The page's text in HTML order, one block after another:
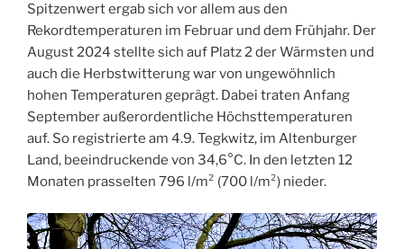
Spitzenwert ergab sich vor allem aus den
Rekordtemperaturen im Februar und dem Frühjahr. Der
August 2024 stellte sich auf Platz 2 der Wärmsten und
auch die Herbstwitterung war von ungewöhnlich
hohen Temperaturen geprägt. Dabei traten Anfang
September außerordentliche Höchsttemperaturen
auf. So registrierte am 4.9. Tegkwitz, im Altenburger
Land, beeindruckende von 34,6°C. In den letzten 12
Monaten prasselten 796 l/m² (700 l/m²) nieder.